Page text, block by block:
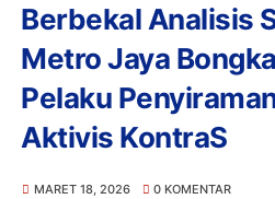
Berbekal Analisis
Metro Jaya
Pelaku
Aktivis KontraS
MARET 18, 2026 0 KOMENTAR